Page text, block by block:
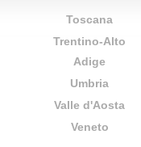
Toscana
Trentino-Alto
Adige
Umbria
Valle d'Aosta
Veneto